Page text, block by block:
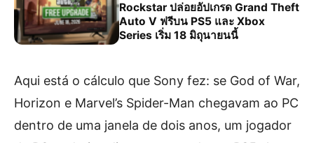
Rockstar ปล่อยอัปเกรด Grand Theft
Auto V ฟรีบน PS5 และ Xbox
Series เริ่ม 18 มิถุนายนนี้
Aqui está o cálculo que Sony fez: se God of War,
Horizon e Marvel’s Spider-Man chegavam ao PC
dentro de uma janela de dois anos, um jogador